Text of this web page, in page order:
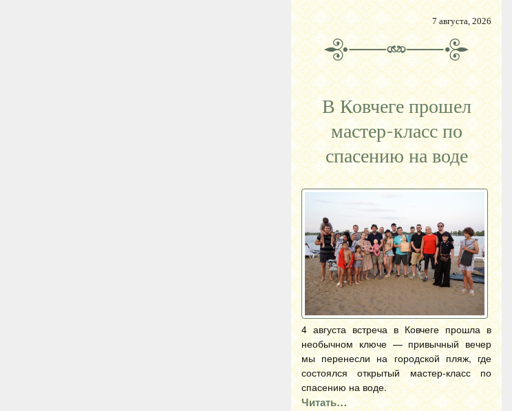
7 августа, 2026
В Ковчеге прошел
мастер-класс по
спасению на воде
4 августа встреча в Ковчеге прошла в
необычном ключе — привычный вечер
мы перенесли на городской пляж, где
состоялся открытый мастер-класс по
спасению на воде.
Читать…